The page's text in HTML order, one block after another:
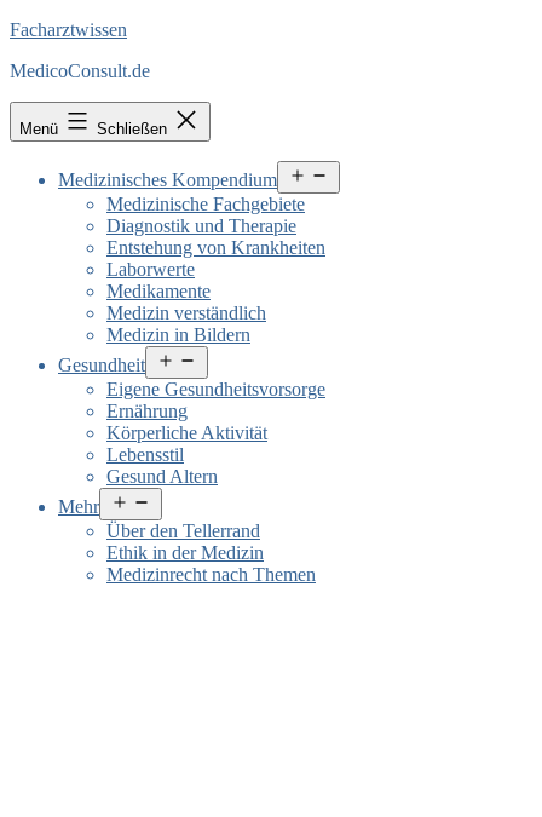
Facharztwissen
MedicoConsult.de
Menü Schließen
Medizinisches Kompendium
öffnen
Medizinische Fachgebiete
Diagnostik und Therapie
Entstehung von Krankheiten
Laborwerte
Medikamente
Medizin verständlich
Medizin in Bildern
Gesundheit
öffnen
Eigene Gesundheitsvorsorge
Ernährung
Körperliche Aktivität
Lebensstil
Gesund Altern
Mehr
öffnen
Über den Tellerrand
Ethik in der Medizin
Medizinrecht nach Themen